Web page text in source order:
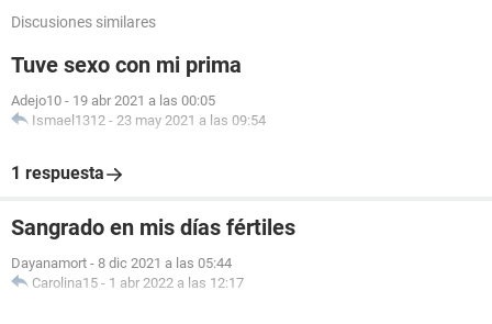
Discusiones similares
Tuve sexo con mi prima
Adejo10 - 19 abr 2021 a las 00:05
Ismael1312 - 23 may 2021 a las 09:54
1 respuesta
Sangrado en mis días fértiles
Dayanamort - 8 dic 2021 a las 05:44
Carolina15 - 1 abr 2022 a las 12:17